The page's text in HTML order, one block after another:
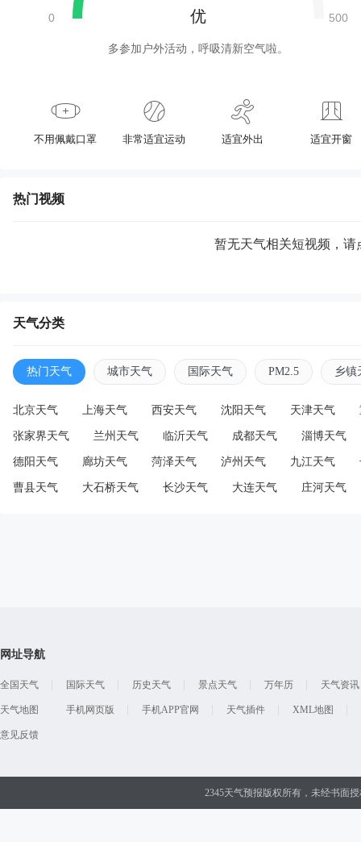
优
多参加户外活动，呼吸清新空气啦。
不用佩戴口罩 非常适宜运动 适宜外出 适宜开窗
热门视频
暂无天气相关短视频，请
天气分类
热门天气 城市天气 国际天气 PM2.5 乡镇
北京天气 上海天气 西安天气 沈阳天气 天津天气
张家界天气 兰州天气 临沂天气 成都天气 淄博天气
德阳天气 廊坊天气 菏泽天气 泸州天气 九江天气
曹县天气 大石桥天气 长沙天气 大连天气 庄河天气
网址导航
全国天气 国际天气 历史天气 景点天气 万年历 天气资讯
天气地图 手机网页版 手机APP官网 天气插件 XML地图
意见反馈
2345天气预报版权所有，未经书面